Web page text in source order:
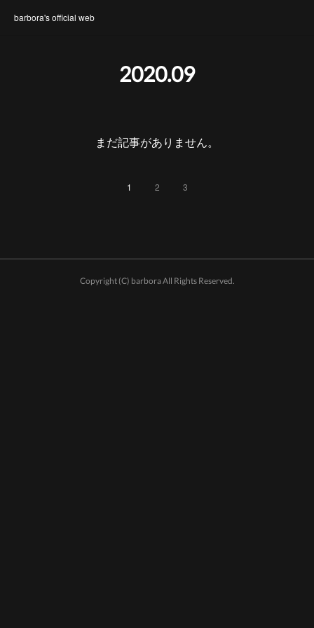
barbora's official web
2020.09
まだ記事がありません。
1 2 3
Copyright (C) barbora All Rights Reserved.